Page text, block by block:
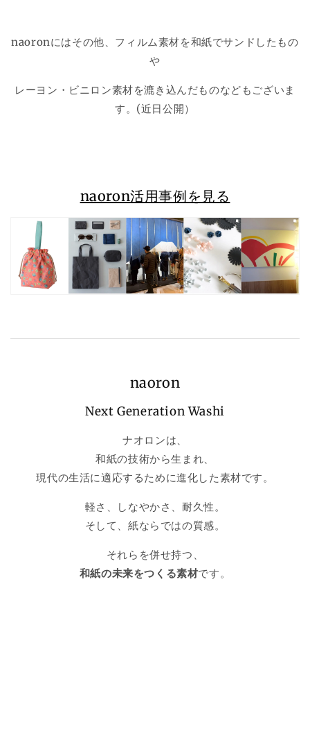
naoronにはその他、フィルム素材を和紙でサンドしたもの
や
レーヨン・ビニロン素材を漉き込んだものなどもございま
す。(近日公開）
naoron活用事例を見る
naoron
Next Generation Washi
ナオロンは、
和紙の技術から生まれ、
現代の生活に適応するために進化した素材です。
軽さ、しなやかさ、耐久性。
そして、紙ならではの質感。
それらを併せ持つ、
和紙の未来をつくる素材です。